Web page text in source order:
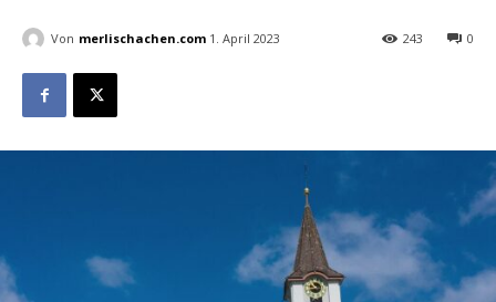
Von merlischachen.com 1. April 2023 0
243